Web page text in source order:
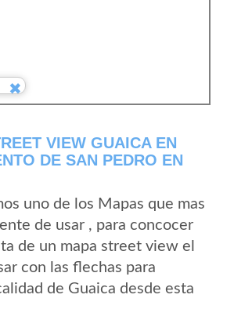
VIEW GUAICA EN
DE SAN PEDRO EN
uno de los Mapas que mas
de usar , para concocer
de un mapa street view el
con las flechas para
de Guaica desde esta